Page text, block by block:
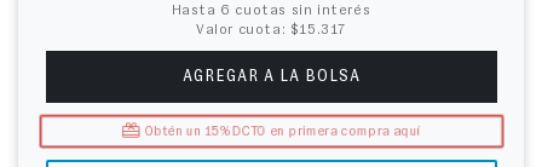
Hasta 6 cuotas sin interés
Valor cuota: $15.317
AGREGAR A LA BOLSA
Obtén un 15% DCTO en primera compra aquí